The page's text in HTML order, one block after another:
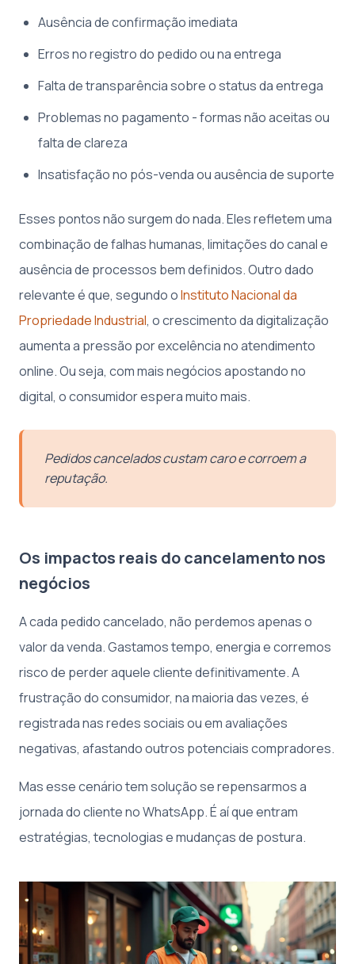
Ausência de confirmação imediata
Erros no registro do pedido ou na entrega
Falta de transparência sobre o status da entrega
Problemas no pagamento - formas não aceitas ou
falta de clareza
Insatisfação no pós-venda ou ausência de suporte
Esses pontos não surgem do nada. Eles refletem uma
combinação de falhas humanas, limitações do canal e
ausência de processos bem definidos. Outro dado
relevante é que, segundo oInstituto Nacional da
Propriedade Industrial, o crescimento da digitalização
aumenta a pressão por excelência no atendimento
online. Ou seja, com mais negócios apostando no
digital, o consumidor espera muito mais.
Pedidos cancelados custam caro e corroem a
reputação.
Os impactos reais do cancelamento nos
negócios
A cada pedido cancelado, não perdemos apenas o
valor da venda. Gastamos tempo, energia e corremos
risco de perder aquele cliente definitivamente. A
frustração do consumidor, na maioria das vezes, é
registrada nas redes sociais ou em avaliações
negativas, afastando outros potenciais compradores.
Mas esse cenário tem solução se repensarmos a
jornada do cliente no WhatsApp. É aí que entram
estratégias, tecnologias e mudanças de postura.